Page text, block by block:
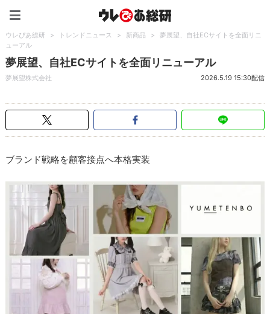
ウレぴあ総研 > トレンドニュース > 新商品 >
夢展望、自社ECサイトを全面リニ
ューアル
夢展望、自社ECサイトを全面リニューアル
夢展望株式会社 2026.5.19 15:30配信
ブランド戦略を顧客接点へ本格実装